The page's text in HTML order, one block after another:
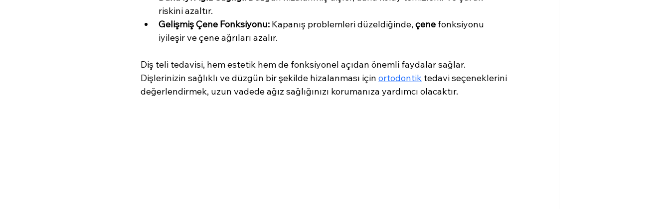
riskini azaltır.
Gelişmiş Çene Fonksiyonu: Kapanış problemleri düzeldiğinde, çene fonksiyonu
iyileşir ve çene ağrıları azalır.
Diş teli tedavisi, hem estetik hem de fonksiyonel açıdan önemli faydalar sağlar.
Dişlerinizin sağlıklı ve düzgün bir şekilde hizalanması için ortodontik tedavi seçeneklerini
değerlendirmek, uzun vadede ağız sağlığınızı korumanıza yardımcı olacaktır.